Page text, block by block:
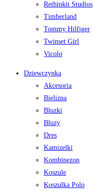
Rethinkit Studios
Timberland
Tommy Hilfiger
Twinset Girl
Vicolo
Dziewczynka
Akcesoria
Bielizna
Bluzki
Bluzy
Dres
Kamizelki
Kombinezon
Koszule
Koszulka Polo